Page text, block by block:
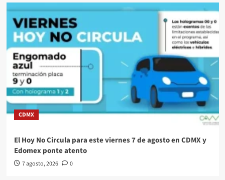
CDMX
El Hoy No Circula para este viernes 7 de agosto en CDMX y
Edomex ponte atento
7 agosto, 2026 0